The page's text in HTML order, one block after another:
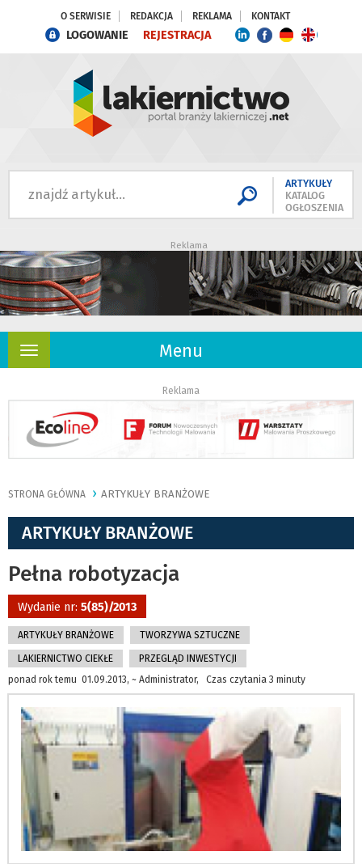
O SERWISIE REDAKCJA REKLAMA KONTAKT
LOGOWANIE REJESTRACJA
ARTYKUŁY
KATALOG
OGŁOSZENIA
Reklama
Menu
Rozwiń
Reklama
STRONA GŁÓWNA ARTYKUŁY BRANŻOWE
ARTYKUŁY BRANŻOWE
Pełna robotyzacja
Wydanie nr: 5(85)/2013
ARTYKUŁY BRANŻOWE TWORZYWA SZTUCZNE
LAKIERNICTWO CIEKŁE
PRZEGLĄD INWESTYCJI
ponad rok temu 01.09.2013, ~ Administrator, Czas czytania 3 minuty